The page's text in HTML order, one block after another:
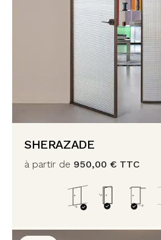
SHERAZADE
à partir de 950,00 € TTC